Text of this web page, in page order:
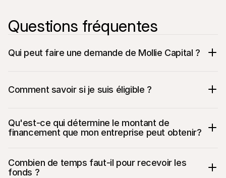
Questions fréquentes
Qui peut faire une demande de Mollie Capital ?
Comment savoir si je suis éligible ?
Qu'est-ce qui détermine le montant de
Combien de temps faut-il pour recevoir les
fonds ?